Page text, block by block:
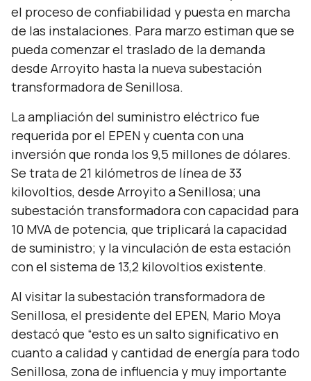
el proceso de confiabilidad y puesta en marcha
de las instalaciones. Para marzo estiman que se
pueda comenzar el traslado de la demanda
desde Arroyito hasta la nueva subestación
transformadora de Senillosa.
La ampliación del suministro eléctrico fue
requerida por el EPEN y cuenta con una
inversión que ronda los 9,5 millones de dólares.
Se trata de 21 kilómetros de línea de 33
kilovoltios, desde Arroyito a Senillosa; una
subestación transformadora con capacidad para
10 MVA de potencia, que triplicará la capacidad
de suministro; y la vinculación de esta estación
con el sistema de 13,2 kilovoltios existente.
Al visitar la subestación transformadora de
Senillosa, el presidente del EPEN, Mario Moya
destacó que “esto es un salto significativo en
cuanto a calidad y cantidad de energía para todo
Senillosa, zona de influencia y muy importante